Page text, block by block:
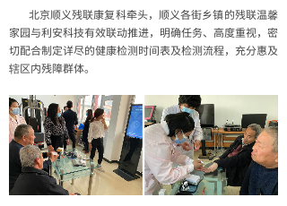
北京顺义残联康复科牵头，顺义各街乡镇的残联温馨
家园与利安科技有效联动推进，明确任务、高度重视，密
切配合制定详尽的健康检测时间表及检测流程，充分惠及
辖区内残障群体。